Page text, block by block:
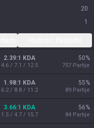
20
1
2.39:1 KDA
4.6 / 7.1 / 12.5
50%
757 Partije
1.98:1 KDA
6.2 / 8.8 / 11.2
55%
89 Partije
3.66:1 KDA
1.5 / 4.7 / 15.7
56%
84 Partije